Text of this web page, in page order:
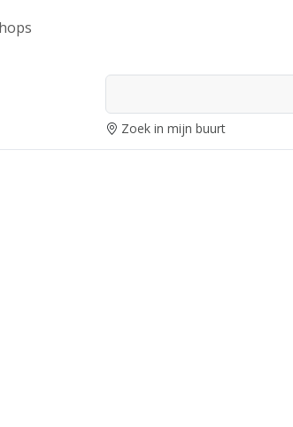
Zoek in mijn buurt